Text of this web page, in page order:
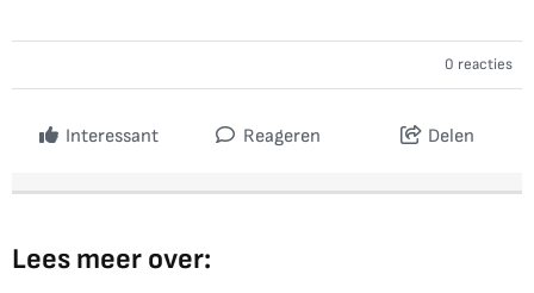
0 reacties
Interessant Reageren Delen
Lees meer over: